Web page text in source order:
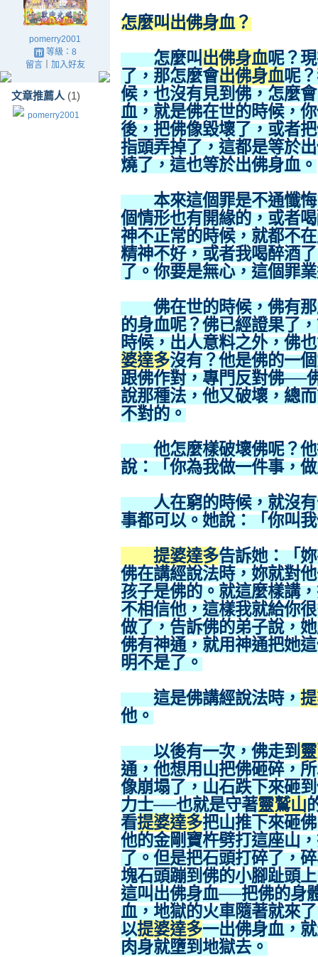
pomerry2001
等級：8
留言｜ 加入好友
文章推薦人 (1)
pomerry2001
怎麼叫出佛身血？
怎麼叫出佛身血呢？
了，那怎麼會出佛身血呢
候，也沒有見到佛，怎麼
血，就是佛在世的時候，
後，把佛像毀壞了，或者
指頭弄掉了，這都是等於
燒了，這也等於出佛身血。
本來這個罪是不通懺悔
個情形也有開緣的，或者
神不正常的時候，就都不
精神不好，或者我喝醉酒
了。你要是無心，這個罪
佛在世的時候，佛有那
的身血呢？佛已經證果了
時候，出人意料之外，佛
婆達多沒有？他是佛的一
跟佛作對，專門反對佛──
說那種法，他又破壞，總
不對的。
他怎麼樣破壞佛呢？他
說：「你為我做一件事，
人在窮的時候，就沒有
事都可以。她說：「你叫
提婆達多告訴她：「
佛在講經說法時，妳就對
孩子是佛的。就這麼樣講
不相信他，這樣我就給你
做了，告訴佛的弟子說，
佛有神通，就用神通把她
明不是了。
這是佛講經說法時，
他。
以後有一次，佛走到
通，他想用山把佛砸碎，
像崩塌了，山石跌下來砸
力士──也就是守著靈鷲山
看提婆達多把山推下來砸
他的金剛寶杵劈打這座山
了。但是把石頭打碎了，
塊石頭蹦到佛的小腳趾頭
這叫出佛身血──把佛的身
血，地獄的火車隨著就來
以提婆達多一出佛身血，
肉身就墮到地獄去。